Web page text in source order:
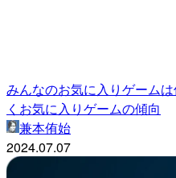
みんなのお気に入りゲーム
くお気に入りゲームの傾向
兼本侑始
2024.07.07